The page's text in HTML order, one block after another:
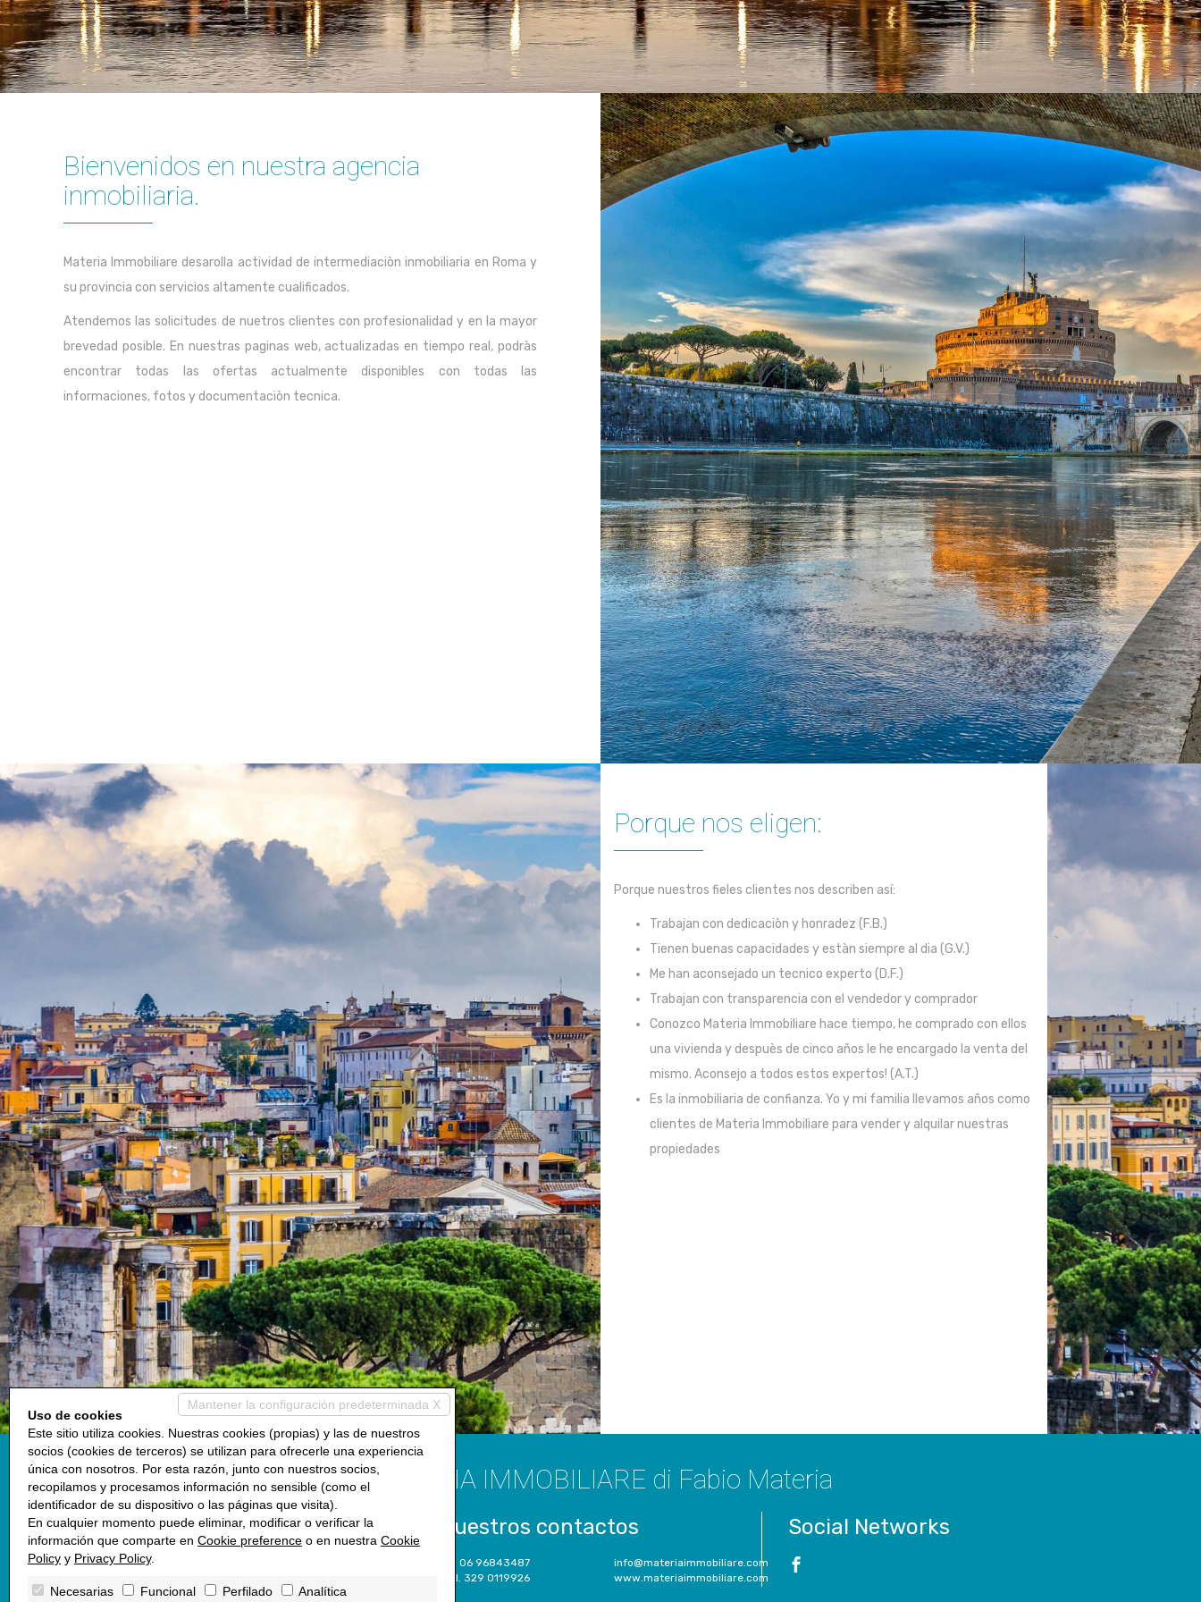
Bienvenidos en nuestra agencia
inmobiliaria.
Materia Immobiliare desarolla actividad de intermediaciòn inmobiliaria en Roma y
su provincia con servicios altamente cualificados.
Atendemos las solicitudes de nuetros clientes con profesionalidad y en la mayor
brevedad posible. En nuestras paginas web, actualizadas en tiempo real, podràs
encontrar todas las ofertas actualmente disponibles con todas las
informaciones, fotos y documentaciòn tecnica.
Porque nos eligen:
Porque nuestros fieles clientes nos describen así:
Trabajan con dedicaciòn y honradez (F.B.)
Tienen buenas capacidades y estàn siempre al dia (G.V.)
Me han aconsejado un tecnico experto (D.F.)
Trabajan con transparencia con el vendedor y comprador
Conozco Materia Immobiliare hace tiempo, he comprado con ellos
una vivienda y despuès de cinco años le he encargado la venta del
mismo. Aconsejo a todos estos expertos! (A.T.)
Es la inmobiliaria de confianza. Yo y mi familia llevamos años como
clientes de Materia Immobiliare para vender y alquilar nuestras
propiedades
MATERIA IMMOBILIARE di Fabio Materia
Donde estamos
Via Angelo Emo, 84
Nuestros contactos
Tel. 06 96843487
Cell. 329 0119926
info@materiaimmobiliare.com
www.materiaimmobiliare.com
Social Networks
Mantener la configuración predeterminada X
Uso de cookies
Este sitio utiliza cookies. Nuestras cookies (propias) y las de nuestros
socios (cookies de terceros) se utilizan para ofrecerle una experiencia
única con nosotros. Por esta razón, junto con nuestros socios,
recopilamos y procesamos información no sensible (como el
identificador de su dispositivo o las páginas que visita).
En cualquier momento puede eliminar, modificar o verificar la
información que comparte en Cookie preference o en nuestra Cookie
Policy y Privacy Policy.
Necesarias Funcional Perfilado Analítica